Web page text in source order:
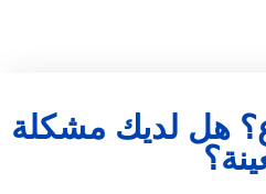
هل لديك مشكلة